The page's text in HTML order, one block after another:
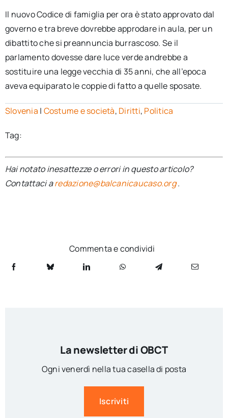
Il nuovo Codice di famiglia per ora è stato approvato dal
governo e tra breve dovrebbe approdare in aula, per un
dibattito che si preannuncia burrascoso. Se il
parlamento dovesse dare luce verde andrebbe a
sostituire una legge vecchia di 35 anni, che all’epoca
aveva equiparato le coppie di fatto a quelle sposate.
Slovenia | Costume e società, Diritti, Politica
Tag:
Hai notato inesattezze o errori in questo articolo?
Contattaci aredazione@balcanicaucaso.org.
Commenta e condividi
La newsletter di OBCT
Ogni venerdì nella tua casella di posta
Iscriviti